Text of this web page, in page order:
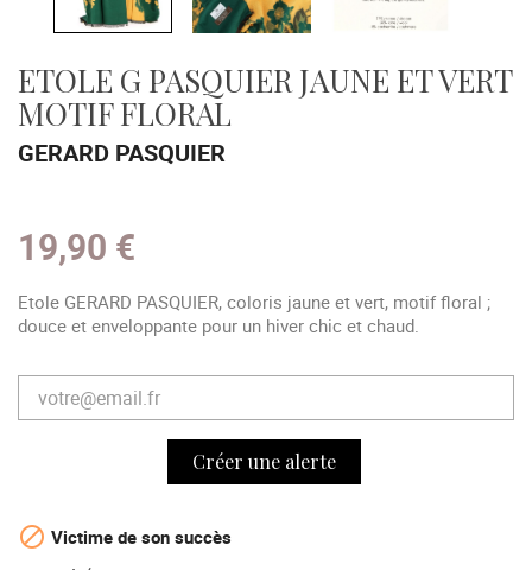
ETOLE G PASQUIER JAUNE ET VERT
MOTIF FLORAL
GERARD PASQUIER
19,90 €
Etole GERARD PASQUIER, coloris jaune et vert, motif floral ;
douce et enveloppante pour un hiver chic et chaud.
Créer une alerte
 Victime de son succès